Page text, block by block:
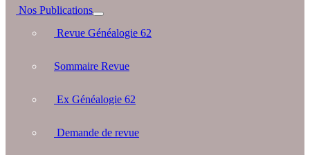
Nos Publications
Revue Généalogie 62
Sommaire Revue
Ex Généalogie 62
Demande de revue